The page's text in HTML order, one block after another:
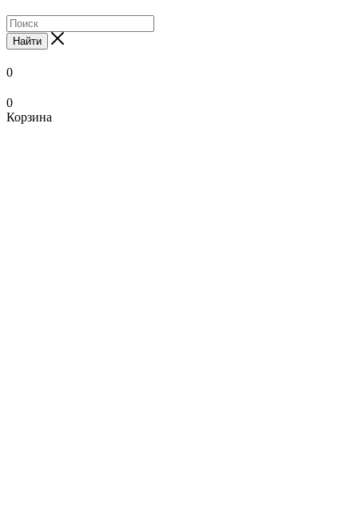
Найти
0
0
Корзина